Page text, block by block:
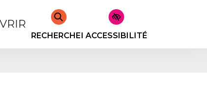
RECHERCHERACCESSIBILITÉ